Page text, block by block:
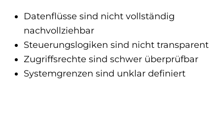
Datenflüsse sind nicht vollständig
nachvollziehbar
Steuerungslogiken sind nicht transparent
Zugriffsrechte sind schwer überprüfbar
Systemgrenzen sind unklar definiert